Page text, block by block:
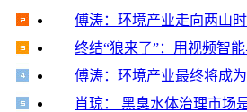
傅涛：环境产业走向两山
终结“狼来了”：用视频智
傅涛：环境产业最终将成
肖琼： 黑臭水体治理市场